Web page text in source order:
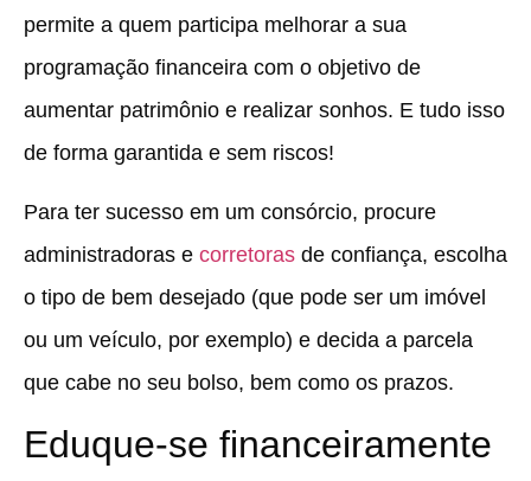
permite a quem participa melhorar a sua
programação financeira com o objetivo de
aumentar patrimônio e realizar sonhos. E tudo isso
de forma garantida e sem riscos!
Para ter sucesso em um consórcio, procure
administradoras e corretoras de confiança, escolha
o tipo de bem desejado (que pode ser um imóvel
ou um veículo, por exemplo) e decida a parcela
que cabe no seu bolso, bem como os prazos.
Eduque-se financeiramente